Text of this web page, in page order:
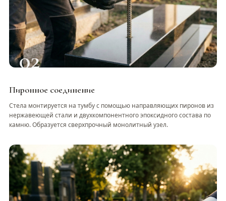
02
Пиронное соединение
Стела монтируется на тумбу с помощью направляющих пиронов из
нержавеющей стали и двухкомпонентного эпоксидного состава по
камню. Образуется сверхпрочный монолитный узел.